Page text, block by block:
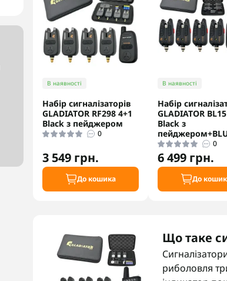
В наявності
Набір сигналізаторів
GLADIATOR RF298 4+1
Black з пейджером
0
3 549 грн.
До кошика
В наявності
Набір
GLADIATOR
Black з
0
6 499 грн.
До
Що таке
риболовля